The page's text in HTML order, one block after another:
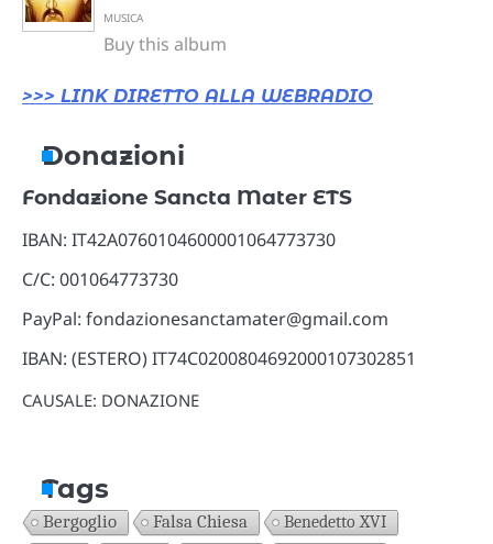
MUSICA
Buy this album
>>> LINK DIRETTO ALLA WEBRADIO
Donazioni
Fondazione Sancta Mater ETS
IBAN: IT42A0760104600001064773730
C/C: 001064773730
PayPal: fondazionesanctamater@gmail.com
IBAN: (ESTERO) IT74C0200804692000107302851
CAUSALE: DONAZIONE
Tags
Bergoglio Falsa Chiesa Benedetto XVI